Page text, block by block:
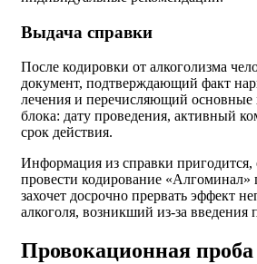
Выдача справки
После кодировки от алкоголизма
документ, подтверждающий факт
лечения и перечисляющий основные
блока: дату проведения, активный
срок действия.
Информация из справки
провести кодирование «Алгоминал»
захочет досрочно прервать эффект
алкоголя, возникший из-за введения
Провокационная проба